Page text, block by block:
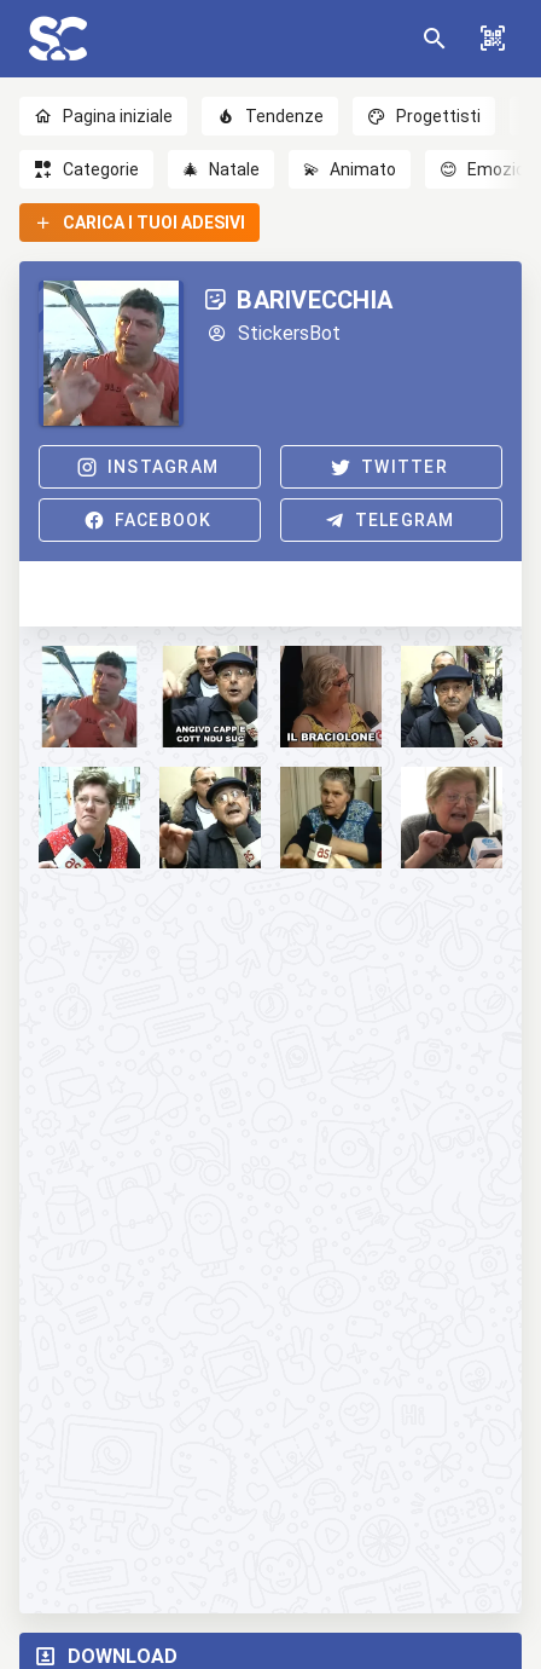
Pagina iniziale Tendenze Progettisti
Categorie 🎄 Natale 💫 Animato 😊 Emozioni
CARICA I TUOI ADESIVI
BARIVECCHIA
StickersBot
INSTAGRAM TWITTER
FACEBOOK TELEGRAM
DOWNLOAD